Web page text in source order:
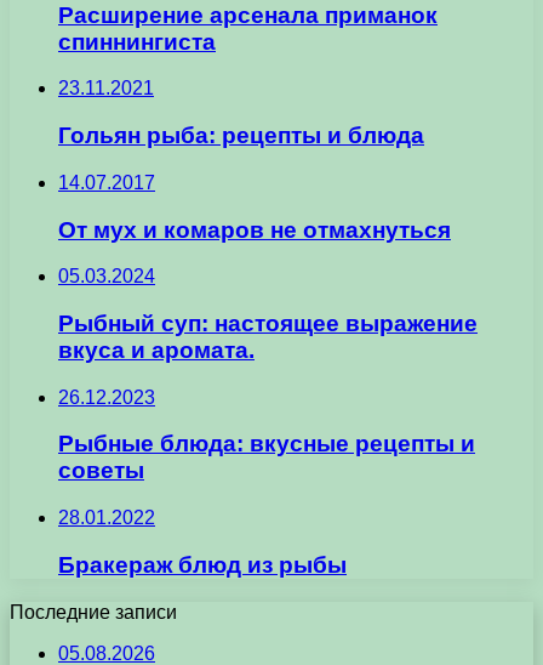
Расширение арсенала приманок
спиннингиста
23.11.2021
Гольян рыба: рецепты и блюда
14.07.2017
От мух и комаров не отмахнуться
05.03.2024
Рыбный суп: настоящее выражение
вкуса и аромата.
26.12.2023
Рыбные блюда: вкусные рецепты и
советы
28.01.2022
Бракераж блюд из рыбы
Последние записи
05.08.2026